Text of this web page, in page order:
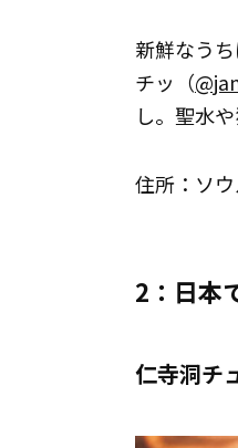
新鮮なう
チッ（
し。聖水
住所：ソ
2：日本
仁寺洞チ